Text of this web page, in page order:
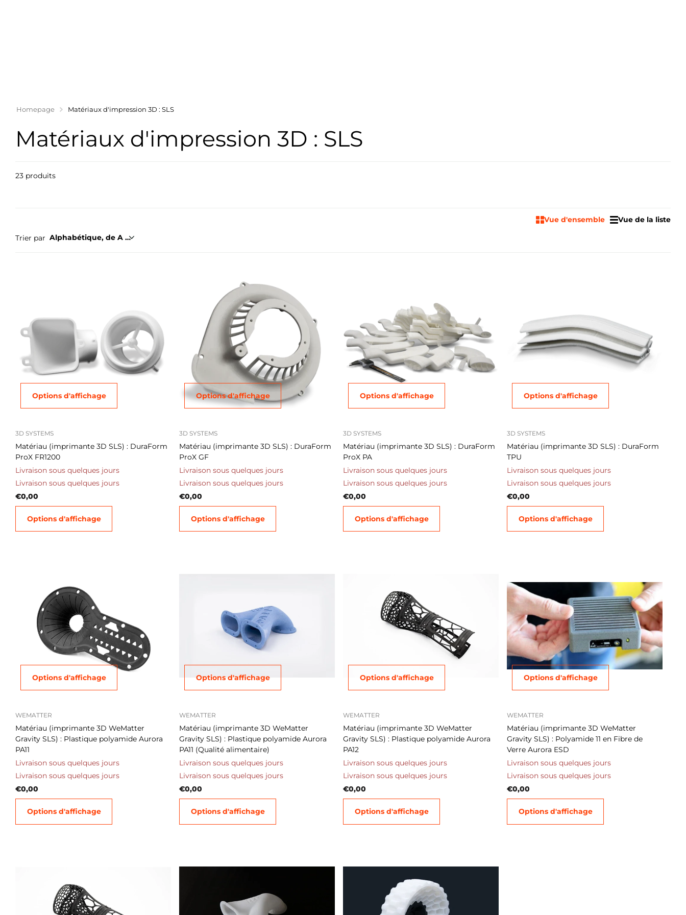
Homepage Matériaux d'impression 3D : SLS
Matériaux d'impression 3D : SLS
23 produits
Vue d'ensemble
Vue de la liste
Trier par
Options d'affichage
3D SYSTEMS
Matériau (imprimante 3D SLS) : DuraForm
ProX FR1200
Livraison sous quelques jours
Livraison sous quelques jours
€0,00
Options d'affichage
Options d'affichage
3D SYSTEMS
Matériau (imprimante 3D SLS) : DuraForm
ProX GF
Livraison sous quelques jours
Livraison sous quelques jours
€0,00
Options d'affichage
Options d'affichage
3D SYSTEMS
Matériau (imprimante 3D SLS) : DuraForm
ProX PA
Livraison sous quelques jours
Livraison sous quelques jours
€0,00
Options d'affichage
Options d'affichage
3D SYSTEMS
Matériau (imprimante 3D SLS) : DuraForm
TPU
Livraison sous quelques jours
Livraison sous quelques jours
€0,00
Options d'affichage
Options d'affichage
WEMATTER
Matériau (imprimante 3D WeMatter
Gravity SLS) : Plastique polyamide Aurora
PA11
Livraison sous quelques jours
Livraison sous quelques jours
€0,00
Options d'affichage
Options d'affichage
WEMATTER
Matériau (imprimante 3D WeMatter
Gravity SLS) : Plastique polyamide Aurora
PA11 (Qualité alimentaire)
Livraison sous quelques jours
Livraison sous quelques jours
€0,00
Options d'affichage
Options d'affichage
WEMATTER
Matériau (imprimante 3D WeMatter
Gravity SLS) : Plastique polyamide Aurora
PA12
Livraison sous quelques jours
Livraison sous quelques jours
€0,00
Options d'affichage
Options d'affichage
WEMATTER
Matériau (imprimante 3D WeMatter
Gravity SLS) : Polyamide 11 en Fibre de
Verre Aurora ESD
Livraison sous quelques jours
Livraison sous quelques jours
€0,00
Options d'affichage